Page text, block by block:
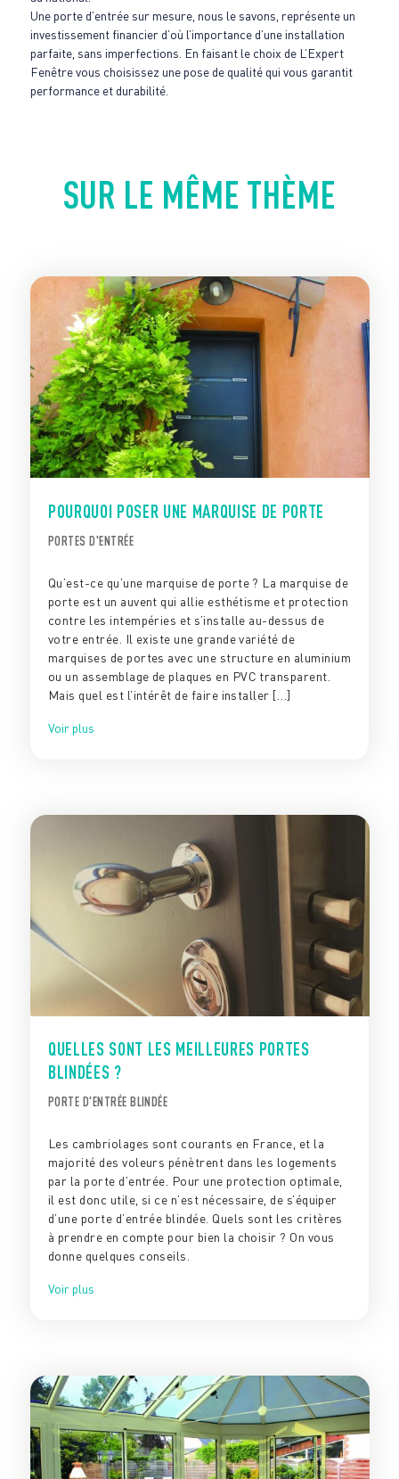
Une porte d’entrée sur mesure, nous le savons, représente un
investissement financier d’où l’importance d’une installation
parfaite, sans imperfections. En faisant le choix de L’Expert
Fenêtre vous choisissez une pose de qualité qui vous garantit
performance et durabilité.
SUR LE MÊME THÈME
POURQUOI POSER UNE MARQUISE DE PORTE
PORTES D'ENTRÉE
Qu’est-ce qu’une marquise de porte ? La marquise de
porte est un auvent qui allie esthétisme et protection
contre les intempéries et s’installe au-dessus de
votre entrée. Il existe une grande variété de
marquises de portes avec une structure en aluminium
ou un assemblage de plaques en PVC transparent.
Mais quel est l’intérêt de faire installer […]
Voir plus
QUELLES SONT LES MEILLEURES PORTES
BLINDÉES ?
PORTE D'ENTRÉE BLINDÉE
Les cambriolages sont courants en France, et la
majorité des voleurs pénètrent dans les logements
par la porte d’entrée. Pour une protection optimale,
il est donc utile, si ce n’est nécessaire, de s’équiper
d’une porte d’entrée blindée. Quels sont les critères
à prendre en compte pour bien la choisir ? On vous
donne quelques conseils.
Voir plus